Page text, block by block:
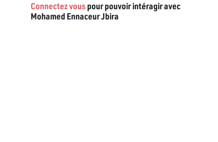
Connectez vouspour pouvoir intéragir avec
Mohamed Ennaceur Jbira